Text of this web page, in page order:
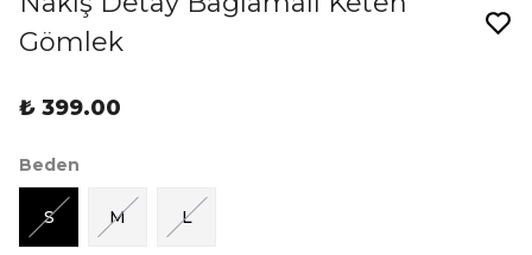
Gömlek
₺ 399.00
Beden
S M L